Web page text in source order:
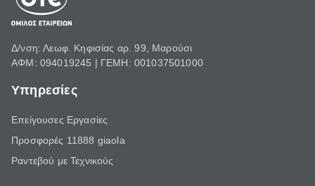
Δ/νση: Λεωφ. Κηφισίας αρ. 99, Μαρούσι
ΑΦΜ: 094019245 | ΓΕΜΗ: 001037501000
Υπηρεσίες
Επείγουσες Εργασίες
Προσφορές 11888 giaola
Ραντεβού με Τεχνικούς